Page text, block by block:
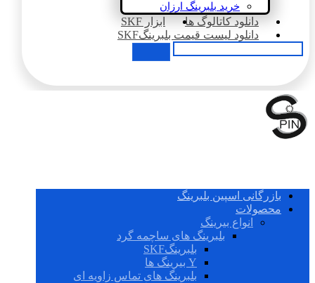
خرید بلبرینگ ارزان
دانلود کاتالوگ ها
ابزار SKF
دانلود لیست قیمت بلبرینگSKF
بازرگانی اسپین بلبرینگ
محصولات
انواع بیرینگ
بلبرینگ های ساچمه گرد
بلبرینگSKF
Y بیرینگ ها
بلبرینگ های تماس زاویه ای